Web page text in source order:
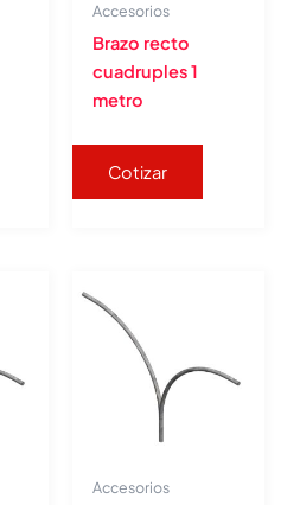
Accesorios
Brazo recto
cuadruples 1
metro
Cotizar
Accesorios